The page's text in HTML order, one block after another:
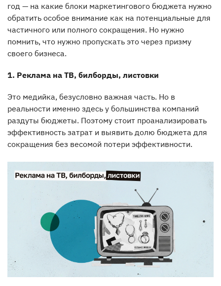
год — на какие блоки маркетингового бюджета нужно
обратить особое внимание как на потенциальные для
частичного или полного сокращения. Но нужно
помнить, что нужно пропускать это через призму
своего бизнеса.
1. Реклама на ТВ, билборды, листовки
Это медийка, безусловно важная часть. Но в
реальности именно здесь у большинства компаний
раздуты бюджеты. Поэтому стоит проанализировать
эффективность затрат и выявить долю бюджета для
сокращения без весомой потери эффективности.